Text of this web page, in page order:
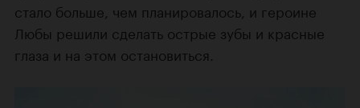
стало больше, чем планировалось, и героине
Любы решили сделать острые зубы и красные
глаза и на этом остановиться.